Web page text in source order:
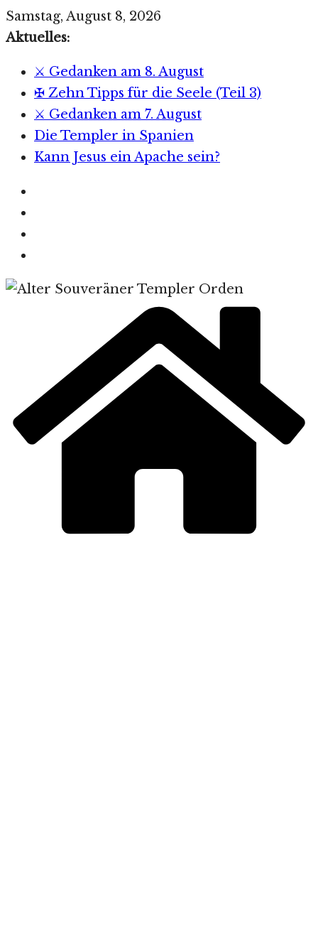
Zum
Inhalt
Samstag, August 8, 2026
Aktuelles:
⚔️ Gedanken am 8. August
✠ Zehn Tipps für die Seele (Teil 3)
⚔️ Gedanken am 7. August
Die Templer in Spanien
Kann Jesus ein Apache sein?